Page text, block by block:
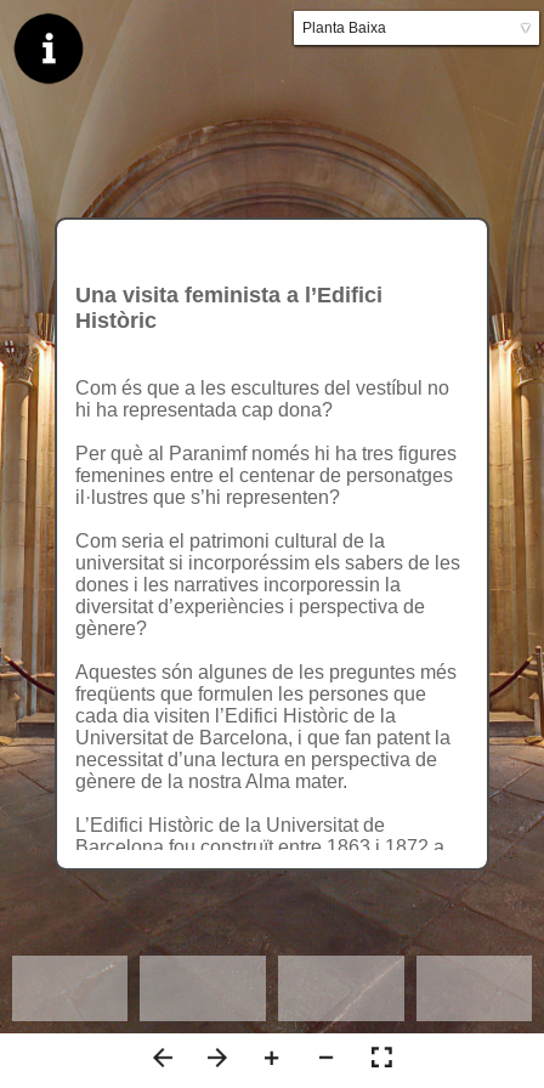
Una visita feminista a l’Edifici
Històric
Com és que a les escultures del vestíbul no
hi ha representada cap dona?
Per què al Paranimf només hi ha tres figures
femenines entre el centenar de personatges
il·lustres que s’hi representen?
Com seria el patrimoni cultural de la
universitat si incorporéssim els sabers de les
dones i les narratives incorporessin la
diversitat d’experiències i perspectiva de
gènere?
Aquestes són algunes de les preguntes més
freqüents que formulen les persones que
cada dia visiten l’Edifici Històric de la
Universitat de Barcelona, i que fan patent la
necessitat d’una lectura en perspectiva de
gènere de la nostra Alma mater.
L’Edifici Històric de la Universitat de
Barcelona fou construït entre 1863 i 1872 a
l’actual plaça de la Universitat. Acabada
l’arquitectura, s’iniciaren els grans programes
decoratius destinats a vestir la nova
construcció, que no es completarien fins a
l’any 1885 amb la finalització del Paranimf.
La imatge de la nova Universitat volia
destacar les ciències i les humanitats que hi
havien de florir, prenent un denominador
comú: la pràctica invisibilització del saber
femení. Una institució construïda per homes, i
▼
Planta Baixa
Planta primera